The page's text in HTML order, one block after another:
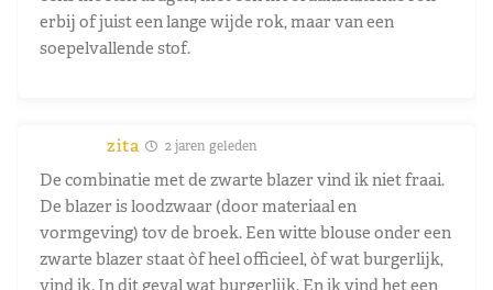
erbij of juist een lange wijde rok, maar van een
soepelvallende stof.
zita 2 jaren geleden
De combinatie met de zwarte blazer vind ik niet fraai.
De blazer is loodzwaar (door materiaal en
vormgeving) tov de broek. Een witte blouse onder een
zwarte blazer staat òf heel officieel, òf wat burgerlijk,
vind ik. In dit geval wat burgerlijk. En ik vind het een